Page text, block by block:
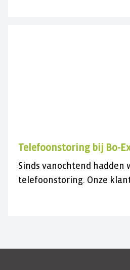
Telefoonstoring bij Bo-
Sinds vanochtend hadden
telefoonstoring. Onze